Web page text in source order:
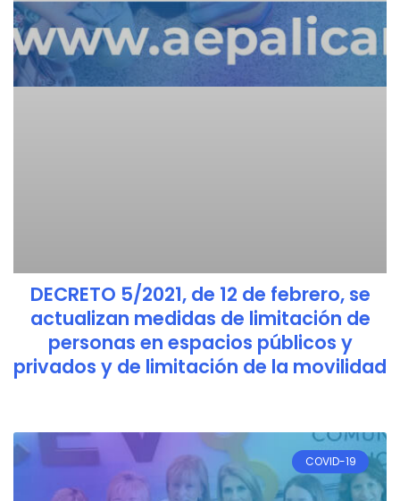
DECRETO 5/2021, de 12 de febrero, se
actualizan medidas de limitación de
personas en espacios públicos y
privados y de limitación de la movilidad
COVID-19